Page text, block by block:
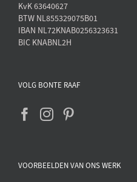
KvK 63640627
BTW NL855329075B01
IBAN NL72KNAB0256323631
BIC KNABNL2H
VOLG BONTE RAAF
VOORBEELDEN VAN ONS WERK